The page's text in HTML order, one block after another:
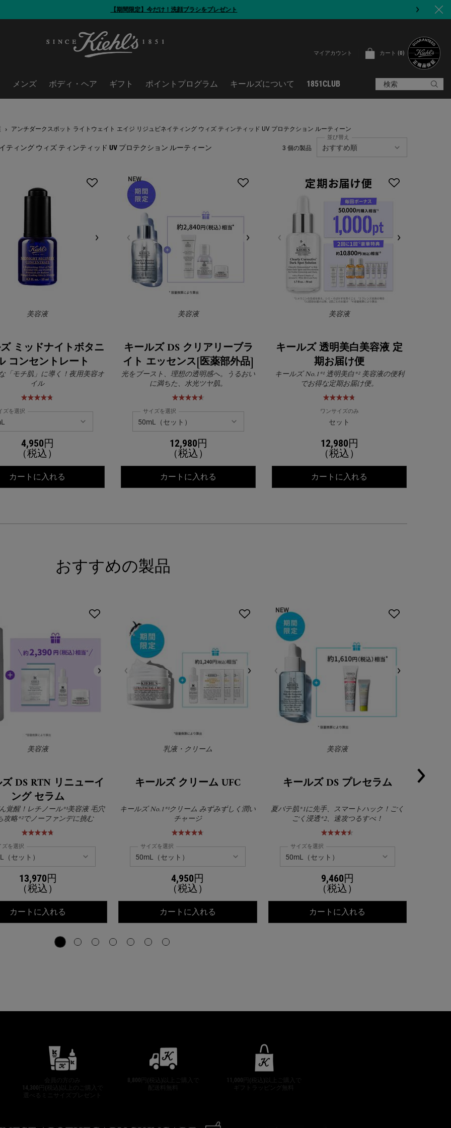
【期間限定】今だけ！洗顔ブラシをプレゼント
マイアカウント カート 0
0 カート内の製品
メンズ ボディ・ヘア ギフト ポイントプログラム キールズについて 1851CLUB 検索
アンチダークスポット ライトウェイト エイジ リジュビネイティング ウィズ ティンティッド UV プロテクション ルーティーン
ィング ウィズ ティンティッド UV プロテクション ルーティーン 3 個の製品
並び替え
美容液
ミッドナイトボタニ
コンセントレート
「モチ肌」に導く！夜用美容オ
イル
ズを選択
4,950円
（税込）
カートに入れる キールズ ミッドナイトボタニカル コンセントレート
NEW
美容液
キールズ DS クリアリーブラ
イト エッセンス[医薬部外品]
光をブースト、理想の透明感へ。うるおい
に満ちた、水光ツヤ肌。
サイズを選択
12,980円
（税込）
カートに入れる キールズ DS クリアリーブライト エッセンス[医薬部外品]
美容液
キールズ 透明美白美容液 定
期お届け便
キールズ No.1*¹ 透明美白*² 美容液の便利
でお得な定期お届け便。
ワンサイズのみ
セット
12,980円
（税込）
カートに入れる
おすすめの製品
ライト エッセンス[医薬部外品]
美容液
DS RTN リニューイ
ング セラム
覚醒！レチノール*¹美容液 毛穴
攻略*²でノーファンデに挑む
ズを選択
13,970円
（税込）
カートに入れる キールズ DS RTN リニューイング セラム
乳液・クリーム
キールズ クリーム UFC
キールズ No.1*¹クリーム みずみずしく潤い
チャージ
サイズを選択
4,950円
（税込）
カートに入れる
NEW
美容液
キールズ DS プレセラム
夏バテ肌*1に先手、スマートハック！ごく
ごく浸透*2、速攻つるすべ！
サイズを選択
9,460円
（税込）
カートに入れる
キー
会員の方のみ
14,300円(税込)以上のご購入で
選べるミニサイズプレゼント
8,800円(税込)以上ご購入で
11,000円(税込)以上ご購入で